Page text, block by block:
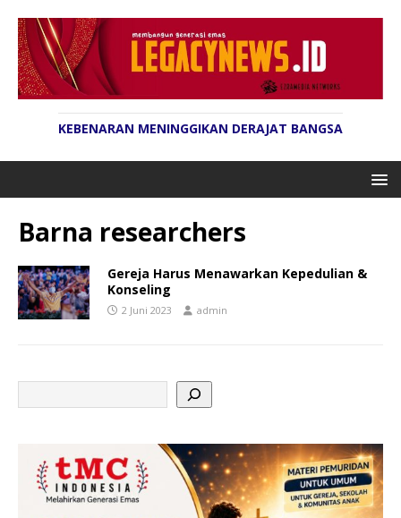
KEBENARAN MENINGGIKAN DERAJAT BANGSA
Barna researchers
Gereja Harus Menawarkan Kepedulian &
Konseling
2 Juni 2023 admin